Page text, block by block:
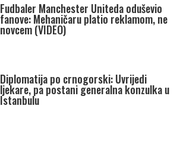
Fudbaler Manchester Uniteda oduševio
fanove: Mehaničaru platio reklamom, ne
novcem (VIDEO)
Diplomatija po crnogorski: Uvrijedi
ljekare, pa postani generalna konzulka u
Istanbulu